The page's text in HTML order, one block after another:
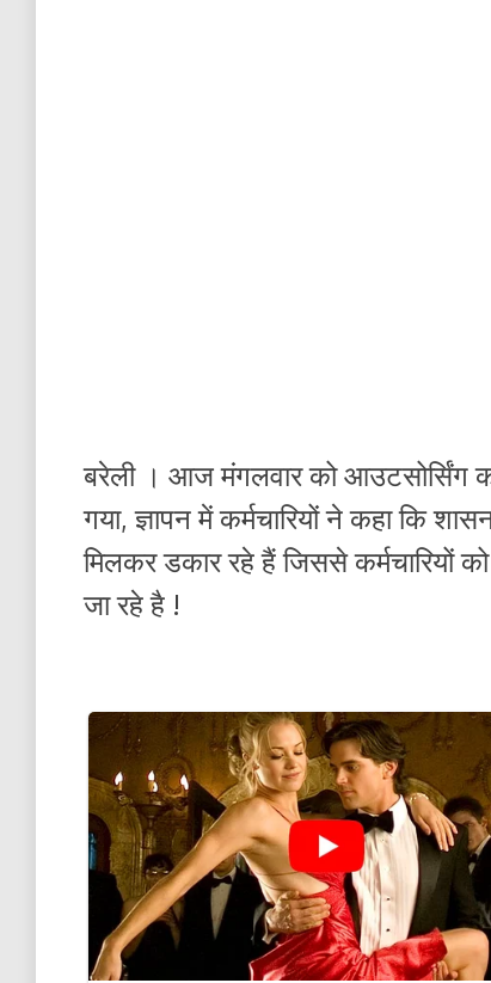
बरेली । आज मंगलवार को आउटसोर्सिंग
गया, ज्ञापन में कर्मचारियों ने कहा कि
मिलकर डकार रहे हैं जिससे कर्मचारियों
जा रहे है !